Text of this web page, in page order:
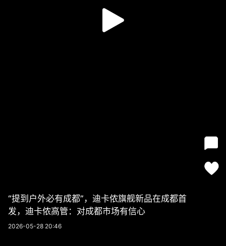
“提到户外必有成都”，迪卡侬旗舰新品在成都首
发，迪卡侬高管：对成都市场有信心
2026-05-28 20:46